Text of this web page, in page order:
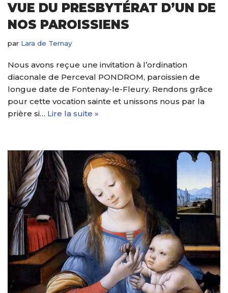
VUE DU PRESBYTÉRAT D’UN DE
NOS PAROISSIENS
par Lara de Ternay
Nous avons reçue une invitation à l’ordination
diaconale de Perceval PONDROM, paroissien de
longue date de Fontenay-le-Fleury. Rendons grâce
pour cette vocation sainte et unissons nous par la
prière si… Lire la suite »